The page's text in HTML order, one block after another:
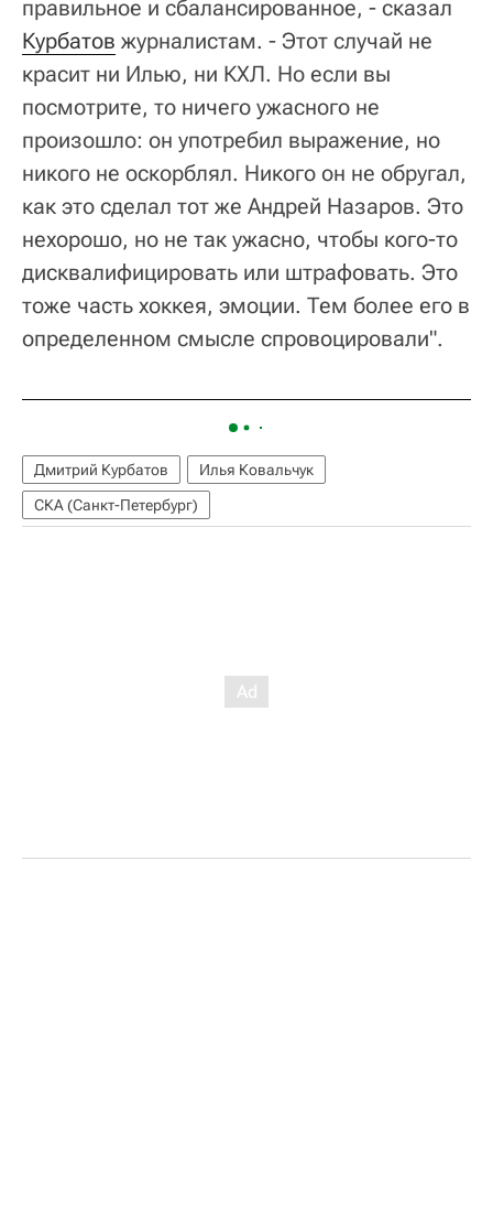
правильное и сбалансированное, - сказал
Курбатов журналистам. - Этот случай не
красит ни Илью, ни КХЛ. Но если вы
посмотрите, то ничего ужасного не
произошло: он употребил выражение, но
никого не оскорблял. Никого он не обругал,
как это сделал тот же Андрей Назаров. Это
нехорошо, но не так ужасно, чтобы кого-то
дисквалифицировать или штрафовать. Это
тоже часть хоккея, эмоции. Тем более его в
определенном смысле спровоцировали".
Дмитрий Курбатов
Илья Ковальчук
СКА (Санкт-Петербург)